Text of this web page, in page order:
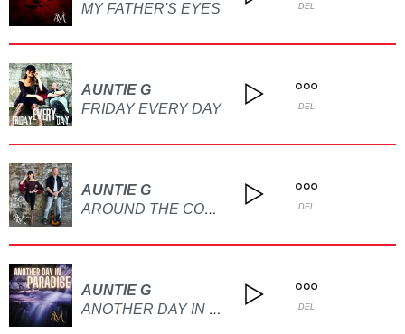
MY FATHER'S EYES
DEL
AUNTIE G
FRIDAY EVERY DAY
DEL
AUNTIE G
AROUND THE CORNER DEL
AUNTIE G
ANOTHER DAY IN PARADISE DEL